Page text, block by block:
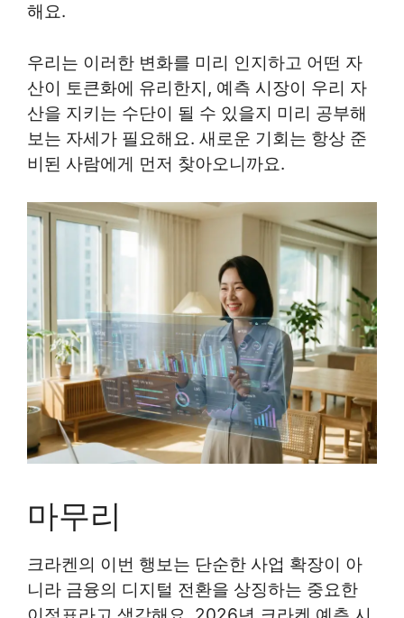
해요.
우리는 이러한 변화를 미리 인지하고 어떤 자
산이 토큰화에 유리한지, 예측 시장이 우리 자
산을 지키는 수단이 될 수 있을지 미리 공부해
보는 자세가 필요해요. 새로운 기회는 항상 준
비된 사람에게 먼저 찾아오니까요.
마무리
크라켄의 이번 행보는 단순한 사업 확장이 아
니라 금융의 디지털 전환을 상징하는 중요한